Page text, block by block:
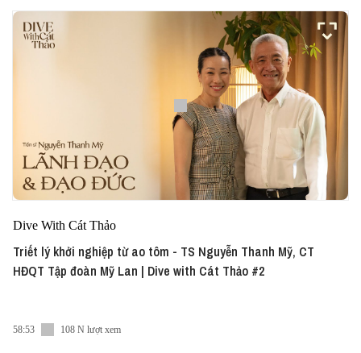
Dive With Cát Thảo
Triết lý khởi nghiệp từ ao tôm - TS Nguyễn Thanh Mỹ, CT
HĐQT Tập đoàn Mỹ Lan | Dive with Cát Thảo #2
58:53 108 N lượt xem